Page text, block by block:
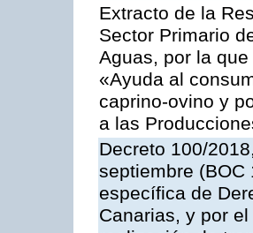
Extracto de la
Sector Primario
Aguas, por la
«Ayuda al
caprino-ovino y
a las
Decreto 100/
septiembre
específica de
Canarias, y por